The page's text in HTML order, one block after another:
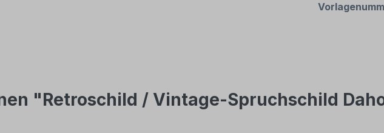
"Retroschild / Vintage-Spruchschild